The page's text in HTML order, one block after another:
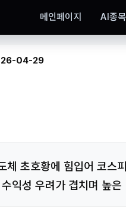
메인페이지 AI종
04-29
체 초호황에 힘입어 코스
익성 우려가 겹치며 높